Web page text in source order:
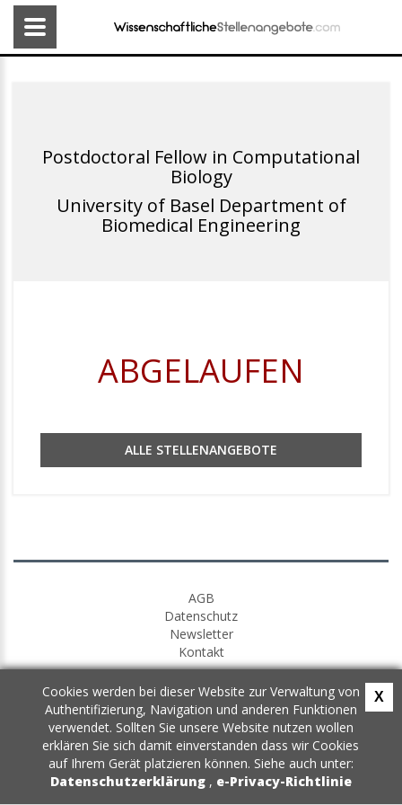
Postdoctoral Fellow in Computational
Biology
University of Basel Department of
Biomedical Engineering
ABGELAUFEN
ALLE STELLENANGEBOTE
AGB
Datenschutz
Newsletter
Kontakt
Cookies werden bei dieser Website zur Verwaltung von
Authentifizierung, Navigation und anderen Funktionen
verwendet. Sollten Sie unsere Website nutzen wollen
erklären Sie sich damit einverstanden dass wir Cookies
auf Ihrem Gerät platzieren können. Siehe auch unter:
Datenschutzerklärung , e-Privacy-Richtlinie
X